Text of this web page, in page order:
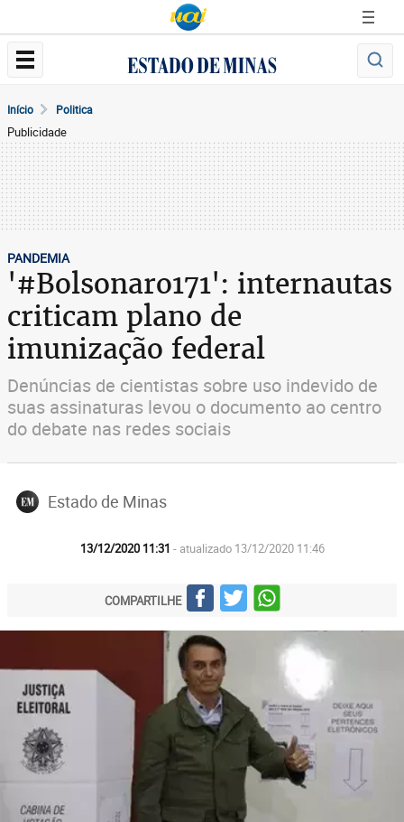
Início Politica
Publicidade
PANDEMIA
'#Bolsonaro171': internautas
criticam plano de
imunização federal
Denúncias de cientistas sobre uso indevido de
suas assinaturas levou o documento ao centro
do debate nas redes sociais
Estado de Minas
13/12/2020 11:31 - atualizado 13/12/2020 11:46
COMPARTILHE